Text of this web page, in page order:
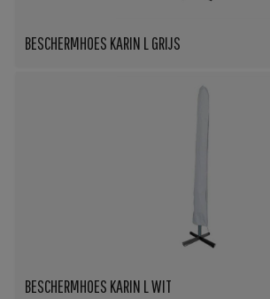
BESCHERMHOES KARIN L GRIJS
BESCHERMHOES KARIN L WIT